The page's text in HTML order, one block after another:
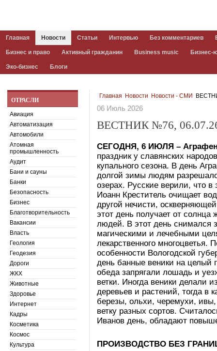
Главная Новости Статьи Интервью Без комментариев
Бизнес и право Активный гражданин Business music Бизнес-
Эко-бизнес Блоги
Главная Новости Новости - СМИ
06 Июль 2026
ВЕСТНИК №76,
СЕГОДНЯ, 6 ИЮЛЯ –
праздник у славянских
купального сезона. В день
долгой зимы людям
озерах. Русские верили, что в
Иоанн Креститель очищает
другой нечисти,
этот день получает от
людей. В этот день снимался
магическими и лечебными
лекарственного многоцветья.
особенности Вологодской
день банные веники на целый
обеда запрягали лошадь и
ветки. Иногда веники делали
деревьев и растений, тогда в
березы, ольхи, черемухи,
ветку разных сортов.
Иванов день, обладают
ПРОИЗВОДСТВО БЕЗ
ОТРАСЛИ
Авиация
Автоматизация
Автомобили
Атомная
промышленность
Аудит
Бани и сауны
Банки
Безопасность
Бизнес
Благотворительность
Вакансии
Власть
Геология
Геодезия
Дороги
ЖКХ
Животные
Здоровье
Интернет
Кадры
Косметика
Космос
Культура